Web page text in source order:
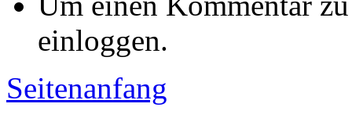
einloggen.
Seitenanfang